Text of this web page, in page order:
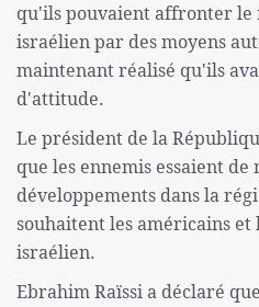
qu'ils pouvaient affronter le
israélien par des moyens
maintenant réalisé qu'ils
d'attitude.
Le président de la
que les ennemis essaient
développements dans la
souhaitent les américains
israélien.
Ebrahim Raïssi a déclaré